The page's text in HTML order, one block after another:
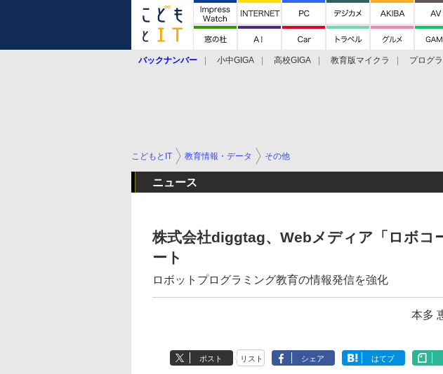
バックナンバー 小中GIGA 高校GIGA 教育版マイクラ プログ
こどもとIT 教育情報・データ その他
ニュース
株式会社diggtag、Webメディア「ロボコ
ート
ロボットプログラミング教育の情報発信を強化
本多
ポスト リスト シェア はてブ